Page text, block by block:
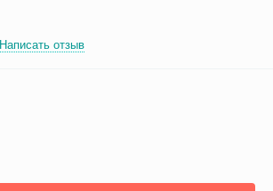
Написать отзыв